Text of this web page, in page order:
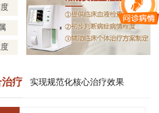
疗 实现规范化核心治疗效果